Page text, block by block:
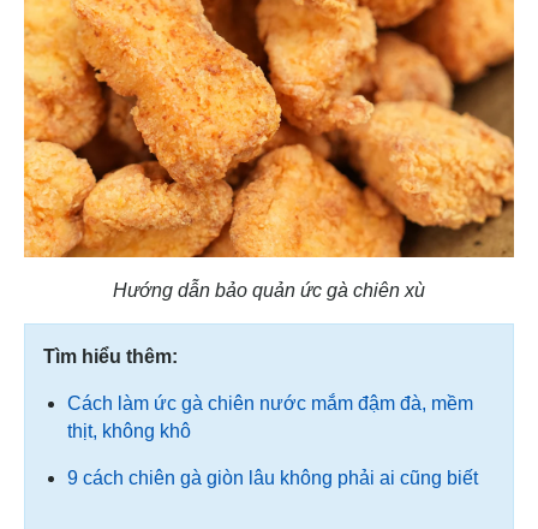
Hướng dẫn bảo quản ức gà chiên xù
Tìm hiểu thêm:
Cách làm ức gà chiên nước mắm đậm đà, mềm
thịt, không khô
9 cách chiên gà giòn lâu không phải ai cũng biết